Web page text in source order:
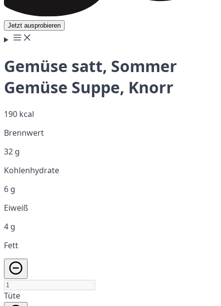
Jetzt ausprobieren
Gemüse satt, Sommer
Gemüse Suppe, Knorr
190 kcal
Brennwert
32 g
Kohlenhydrate
6 g
Eiweiß
4 g
Fett
Tüte